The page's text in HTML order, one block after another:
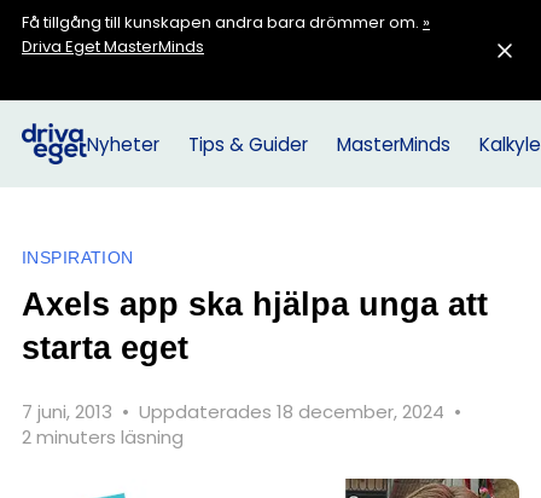
Få tillgång till kunskapen andra bara drömmer om. »
Driva Eget MasterMinds
Nyheter Tips & Guider MasterMinds
INSPIRATION
Axels app ska hjälpa unga att
starta eget
7 juni, 2013 • Uppdaterades 18 december, 2024 •
2 minuters läsning